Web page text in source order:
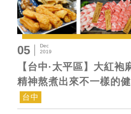
05
Dec
2019
【台中·太平區】大紅
精神熬煮出來不一樣的
台中